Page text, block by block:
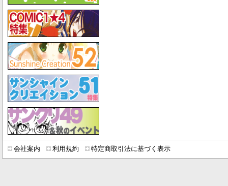
会社案内 利用規約 特定商取引法に基づく表示